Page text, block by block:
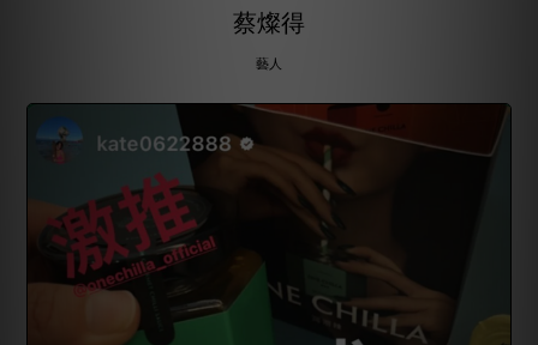
蔡燦得
藝人